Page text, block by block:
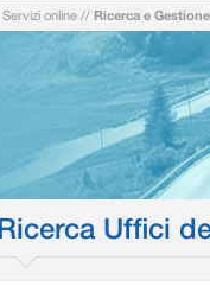
Servizi online // Ricerca e
Uffici